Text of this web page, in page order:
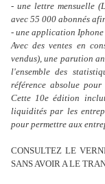
- une lettre mensuelle
avec 55 000 abonnés
- une application
Avec des ventes en
vendus), une parution
l'ensemble des
référence absolue
Cette 10e édition
liquidités par les
pour permettre aux
CONSULTEZ LE
SANS AVOIR A LE